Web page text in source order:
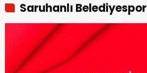
Saruhanlı Belediyespor